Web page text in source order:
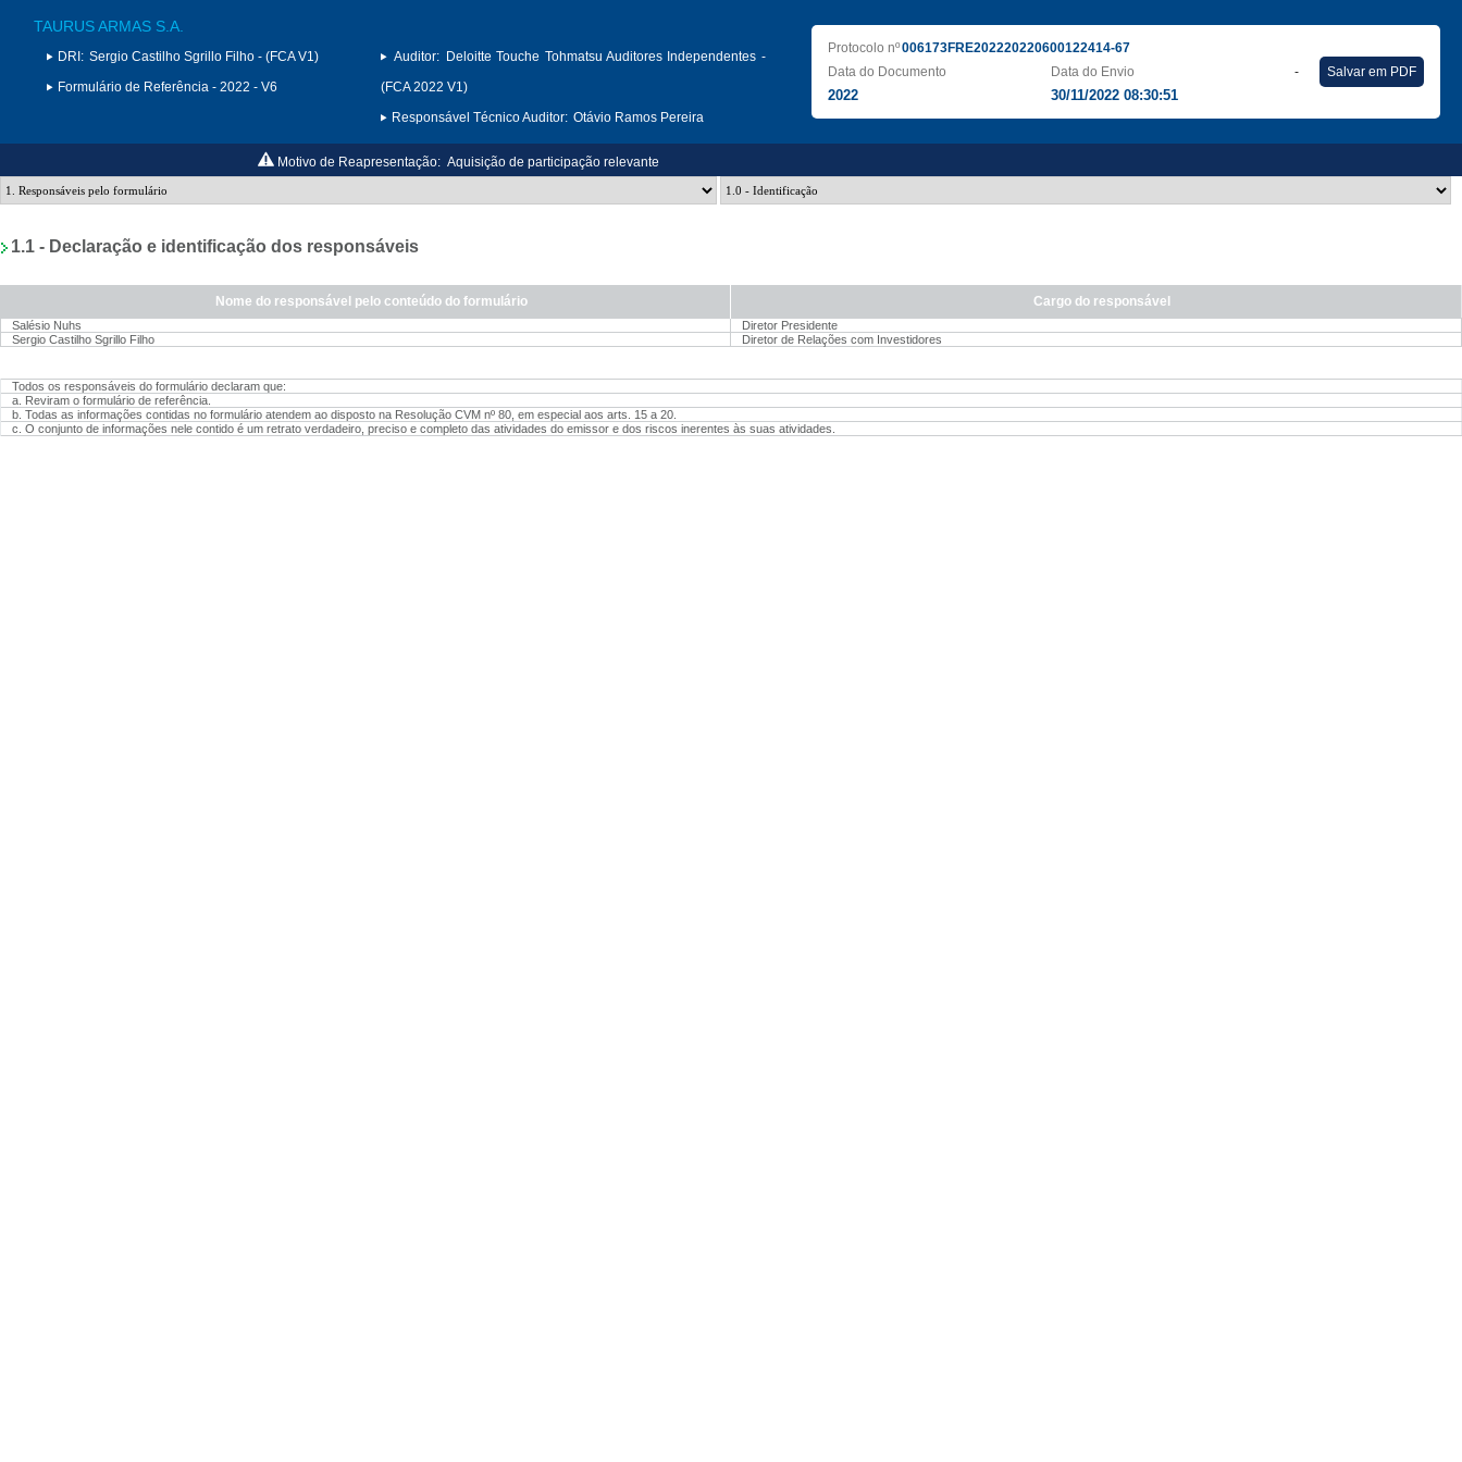
TAURUS ARMAS S.A.
DRI: Sergio Castilho Sgrillo Filho - (FCA V1)
Formulário de Referência - 2022 - V6
Auditor:
Deloitte Touche Tohmatsu Auditores Independentes -
(FCA 2022 V1)
Responsável Técnico Auditor: Otávio Ramos Pereira
Protocolo nº006173FRE202220220600122414-67
Data do Documento
2022
Data do Envio
30/11/2022 08:30:51
- Salvar em PDF
Motivo de Reapresentação: Aquisição de participação relevante